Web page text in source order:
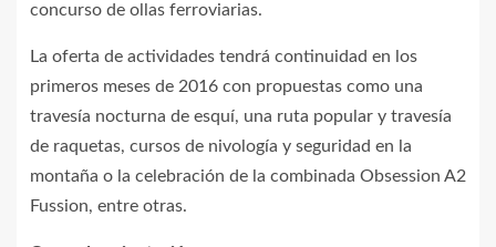
concurso de ollas ferroviarias.
La oferta de actividades tendrá continuidad en los
primeros meses de 2016 con propuestas como una
travesía nocturna de esquí, una ruta popular y travesía
de raquetas, cursos de nivología y seguridad en la
montaña o la celebración de la combinada Obsession A2
Fussion, entre otras.